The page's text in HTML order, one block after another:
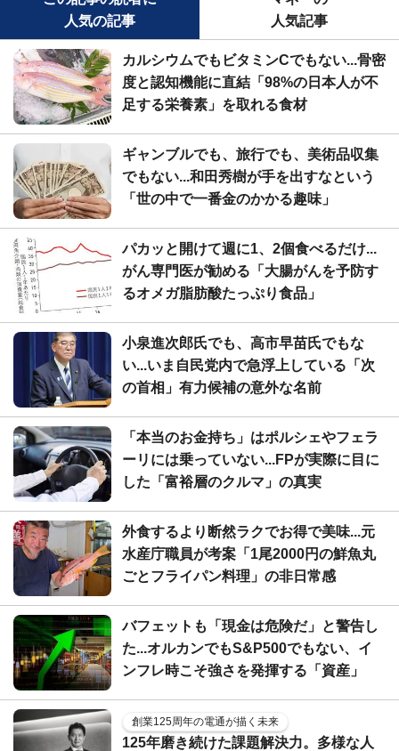
人気の記事
人気記事
カルシウムでもビタミンCでもない...骨密
度と認知機能に直結「98%の日本人が不
足する栄養素」を取れる食材
ギャンブルでも、旅行でも、美術品収集
でもない...和田秀樹が手を出すなという
「世の中で一番金のかかる趣味」
パカッと開けて週に1、2個食べるだけ...
がん専門医が勧める「大腸がんを予防す
るオメガ脂肪酸たっぷり食品」
小泉進次郎氏でも、高市早苗氏でもな
い...いま自民党内で急浮上している「次
の首相」有力候補の意外な名前
「本当のお金持ち」はポルシェやフェラ
ーリには乗っていない...FPが実際に目に
した「富裕層のクルマ」の真実
外食するより断然ラクでお得で美味...元
水産庁職員が考案「1尾2000円の鮮魚丸
ごとフライパン料理」の非日常感
バフェットも「現金は危険だ」と警告し
た...オルカンでもS&P500でもない、イ
ンフレ時こそ強さを発揮する「資産」
創業125周年の電通が描く未来
125年磨き続けた課題解決力。多様な人